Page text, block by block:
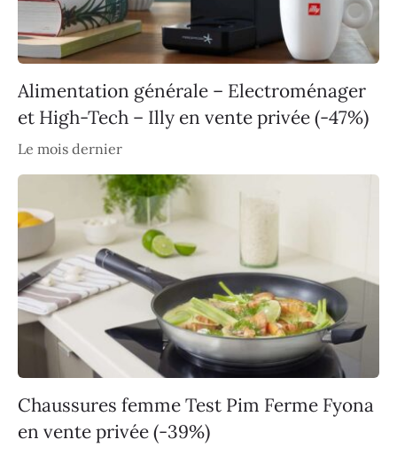
Alimentation générale – Electroménager
et High-Tech – Illy en vente privée (-47%)
Le mois dernier
Chaussures femme Test Pim Ferme Fyona
en vente privée (-39%)